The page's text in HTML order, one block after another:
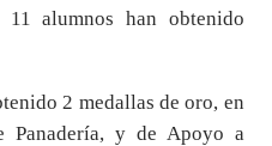
alumnos han obtenido
2 medallas de oro, en
Panadería, y de Apoyo a